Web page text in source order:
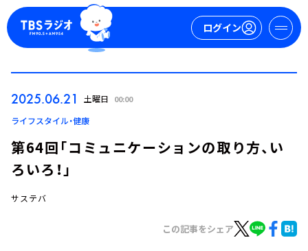
ログイン
ログイン
2025.06.21 土曜日 00:00
ライフスタイル・健康
第64回「コミュニケーションの取り方、い
ろいろ！」
サステバ
この記事をシェア